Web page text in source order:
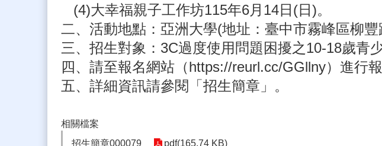
(4)大幸福親子工作坊115年6月14日(日)。
二、活動地點：亞洲大學(地址：臺中市霧峰區柳豐
三、招生對象：3C過度使用問題困擾之10-18歲青
四、請至報名網站（https://reurl.cc/GGllny）進行
五、詳細資訊請參閱「招生簡章」。
相關檔案
招生簡章000079
pdf(165.74 KB)